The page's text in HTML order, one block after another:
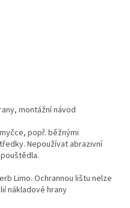
montážní návod
popř. běžnými
Nepoužívat abrazivní
Limo. Ochrannou lištu nelze
nákladové hrany